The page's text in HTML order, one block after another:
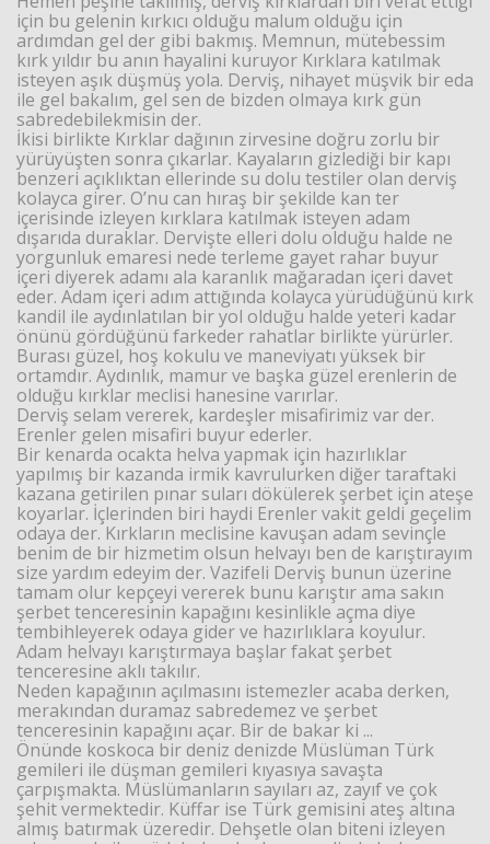
için bu gelenin kırkıcı olduğu malum olduğu için
ardımdan gel der gibi bakmış. Memnun, mütebessim
kırk yıldır bu anın hayalini kuruyor Kırklara katılmak
isteyen aşık düşmüş yola. Derviş, nihayet müşvik bir eda
ile gel bakalım, gel sen de bizden olmaya kırk gün
sabredebilekmisin der.
İkisi birlikte Kırklar dağının zirvesine doğru zorlu bir
yürüyüşten sonra çıkarlar. Kayaların gizlediği bir kapı
benzeri açıklıktan ellerinde su dolu testiler olan derviş
kolayca girer. O’nu can hıraş bir şekilde kan ter
içerisinde izleyen kırklara katılmak isteyen adam
dışarıda duraklar. Dervişte elleri dolu olduğu halde ne
yorgunluk emaresi nede terleme gayet rahar buyur
içeri diyerek adamı ala karanlık mağaradan içeri davet
eder. Adam içeri adım attığında kolayca yürüdüğünü kırk
kandil ile aydınlatılan bir yol olduğu halde yeteri kadar
önünü gördüğünü farkeder rahatlar birlikte yürürler.
Burası güzel, hoş kokulu ve maneviyatı yüksek bir
ortamdır. Aydınlık, mamur ve başka güzel erenlerin de
olduğu kırklar meclisi hanesine varırlar.
Derviş selam vererek, kardeşler misafirimiz var der.
Erenler gelen misafiri buyur ederler.
Bir kenarda ocakta helva yapmak için hazırlıklar
yapılmış bir kazanda irmik kavrulurken diğer taraftaki
kazana getirilen pınar suları dökülerek şerbet için ateşe
koyarlar. İçlerinden biri haydi Erenler vakit geldi geçelim
odaya der. Kırkların meclisine kavuşan adam sevinçle
benim de bir hizmetim olsun helvayı ben de karıştırayım
size yardım edeyim der. Vazifeli Derviş bunun üzerine
tamam olur kepçeyi vererek bunu karıştır ama sakın
şerbet tenceresinin kapağını kesinlikle açma diye
tembihleyerek odaya gider ve hazırlıklara koyulur.
Adam helvayı karıştırmaya başlar fakat şerbet
tenceresine aklı takılır.
Neden kapağının açılmasını istemezler acaba derken,
merakından duramaz sabredemez ve şerbet
tenceresinin kapağını açar. Bir de bakar ki ...
Önünde koskoca bir deniz denizde Müslüman Türk
gemileri ile düşman gemileri kıyasıya savaşta
çarpışmakta. Müslümanların sayıları az, zayıf ve çok
şehit vermektedir. Küffar ise Türk gemisini ateş altına
almış batırmak üzeredir. Dehşetle olan biteni izleyen